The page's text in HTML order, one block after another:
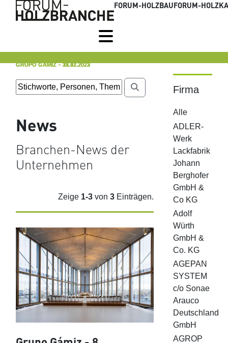
FORUM-HOLZBAUFORUM-
News
Branchen-News der
Unternehmen
Zeige 1-3 von3 Einträgen.
GRUPO GÁMIZ– 15.02.2023
GRUPO GÁMIZ– 31.01.2023
GRUPO GÁMIZ– 22.12.2022
Firma
Alle
ADLER-
Werk
Lackfabrik
Johann
Berghofer
GmbH &
Co KG
Adolf
Würth
GmbH &
Co. KG
AGEPAN
SYSTEM
c/o Sonae
Arauco
Deutschland
GmbH
AGROP